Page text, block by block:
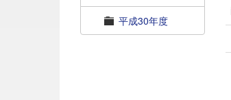
平成30年度